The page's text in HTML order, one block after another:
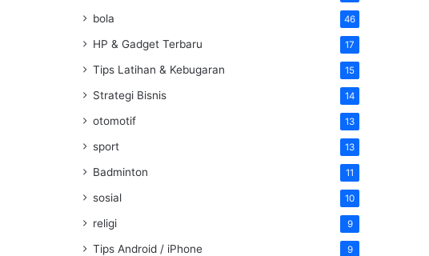
bola 46
HP & Gadget Terbaru 17
Tips Latihan & Kebugaran 15
Strategi Bisnis 14
otomotif 13
sport 13
Badminton 11
sosial 10
religi 9
Tips Android / iPhone 9